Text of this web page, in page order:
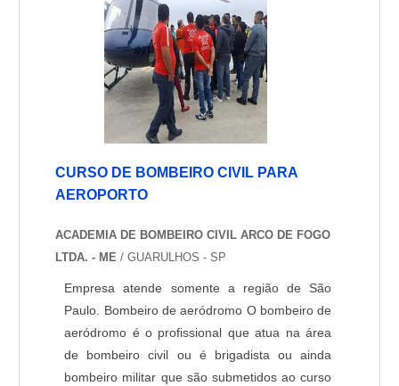
CURSO DE BOMBEIRO CIVIL PARA
AEROPORTO
ACADEMIA DE BOMBEIRO CIVIL ARCO DE FOGO
LTDA. - ME / GUARULHOS - SP
Empresa atende somente a região de São
Paulo. Bombeiro de aeródromo O bombeiro de
aeródromo é o profissional que atua na área
de bombeiro civil ou é brigadista ou ainda
bombeiro militar que são submetidos ao curso